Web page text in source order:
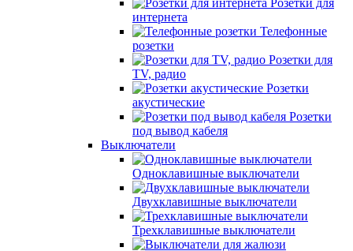
Розетки для
интернета
Телефонные
розетки
Розетки для
TV, радио
Розетки
акустические
Розетки
под вывод кабеля
Выключатели
Одноклавишные выключатели
Двухклавишные выключатели
Трехклавишные выключатели